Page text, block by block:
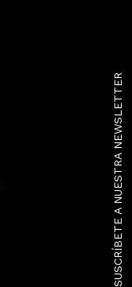
SUSCRÍBETE A NUESTRA NEWSLETTER